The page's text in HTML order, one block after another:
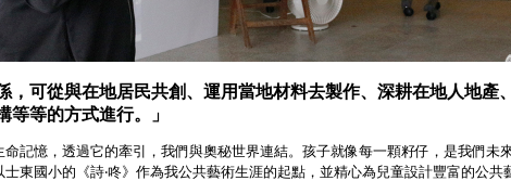
，可從與在地居民共創、運用當地材料去製作、深耕在地人地產、
等等的方式進行。」
記憶，透過它的牽引，我們與奧秘世界連結。孩子就像每一顆籽仔，是我們未
東國小的《詩‧咚》作為我公共藝術生涯的起點，並精心為兒童設計豐富的公共